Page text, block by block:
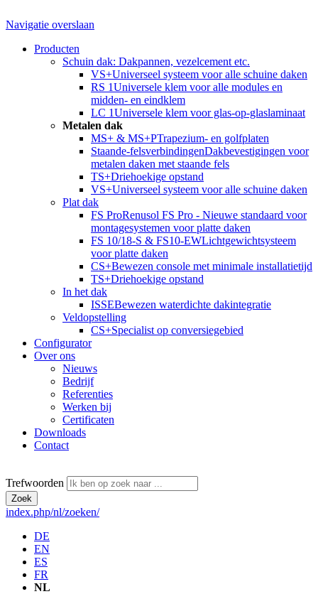
Navigatie overslaan
Producten
Schuin dak: Dakpannen, vezelcement etc.
VS+Universeel systeem voor alle schuine daken
RS 1Universele klem voor alle modules en
midden- en eindklem
LC 1Universele klem voor glas-op-glaslaminaat
Metalen dak
MS+ & MS+PTrapezium- en golfplaten
Staande-felsverbindingenDakbevestigingen voor
metalen daken met staande fels
TS+Driehoekige opstand
VS+Universeel systeem voor alle schuine daken
Plat dak
FS ProRenusol FS Pro - Nieuwe standaard voor
montagesystemen voor platte daken
FS 10/18-S & FS10-EWLichtgewichtsysteem
voor platte daken
CS+Bewezen console met minimale installatietijd
TS+Driehoekige opstand
In het dak
ISSEBewezen waterdichte dakintegratie
Veldopstelling
CS+Specialist op conversiegebied
Configurator
Over ons
Nieuws
Bedrijf
Referenties
Werken bij
Certificaten
Downloads
Contact
Trefwoorden
Zoek
index.php/nl/zoeken/
DE
EN
ES
FR
NL